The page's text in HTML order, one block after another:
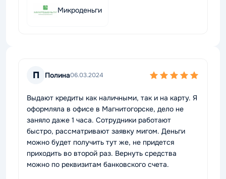
Микроденьги
П Полина06.03.2024
Выдают кредиты как наличными, так и на карту. Я
оформляла в офисе в Магнитогорске, дело не
заняло даже 1 часа. Сотрудники работают
быстро, рассматривают заявку мигом. Деньги
можно будет получить тут же, не придется
приходить во второй раз. Вернуть средства
можно по реквизитам банковского счета.